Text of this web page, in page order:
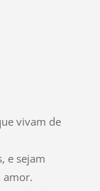
vivam de
e sejam
amor.